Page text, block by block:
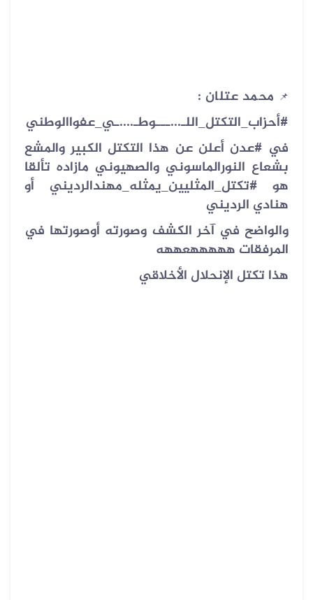
📌
محمد عتلان :
#أحزاب_التكتل_اللـ...ـــوطـ....ـي_عفواالوطني
في #عدن أعلن عن هذا التكتل الكبير والمشع
بشعاع النورالماسوني والصهيوني مازاده تألقا
هو #تكتل_المثليين_يمثله_مهندالرديني أو
هنادي الرديني
والواضح في آخر الكشف وصورته أوصورتها في
المرفقات هههههعههه
هذا تكتل الإنحلال الأخلاقي